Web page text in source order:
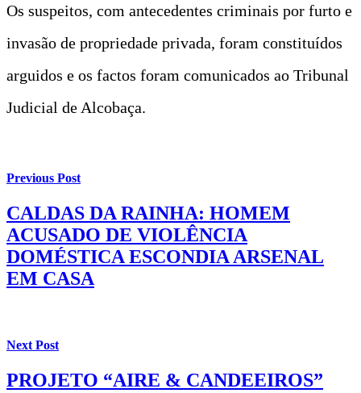
Os suspeitos, com antecedentes criminais por furto e
invasão de propriedade privada, foram constituídos
arguidos e os factos foram comunicados ao Tribunal
Judicial de Alcobaça.
Previous Post
CALDAS DA RAINHA: HOMEM
ACUSADO DE VIOLÊNCIA
DOMÉSTICA ESCONDIA ARSENAL
EM CASA
Next Post
PROJETO “AIRE & CANDEEIROS”